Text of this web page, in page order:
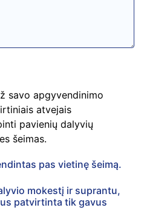
savo apgyvendinimo
atvejais
pavienių dalyvių
šeimas.
pas vietinę šeimą.
mokestį ir suprantu,
patvirtinta tik gavus